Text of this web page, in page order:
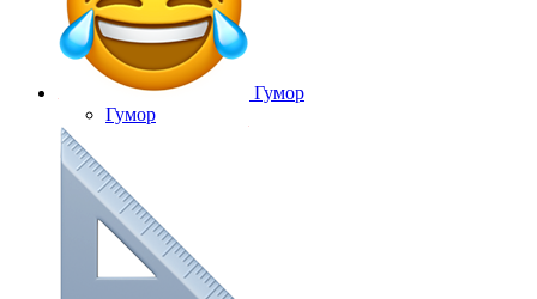
Гумор
Гумор